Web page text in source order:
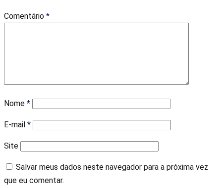
Comentário *
Nome *
E-mail *
Site
Salvar meus dados neste navegador para a próxima vez
que eu comentar.